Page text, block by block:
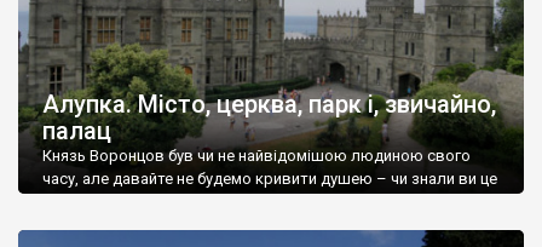
Алупка. Місто, церква, парк і, звичайно,
палац
Князь Воронцов був чи не найвідомішою людиною свого
часу, але давайте не будемо кривити душею – чи знали ви це